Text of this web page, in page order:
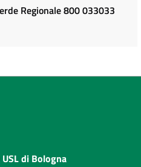
Regionale 800 033033
di Bologna